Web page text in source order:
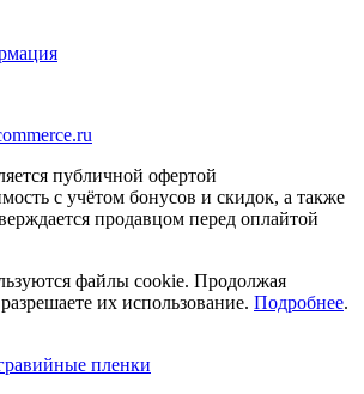
публичной офертой
с учётом бонусов и скидок, а также
продавцом перед оплайтой
файлы cookie. Продолжая
их использование. Подробнее.